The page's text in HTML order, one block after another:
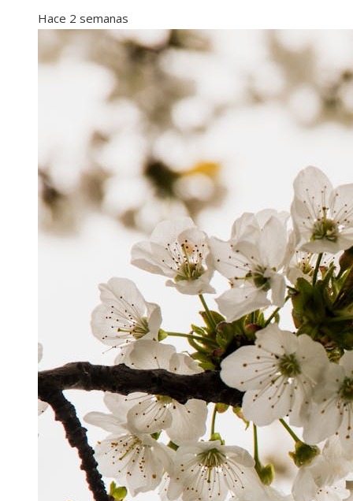
Hace 2 semanas